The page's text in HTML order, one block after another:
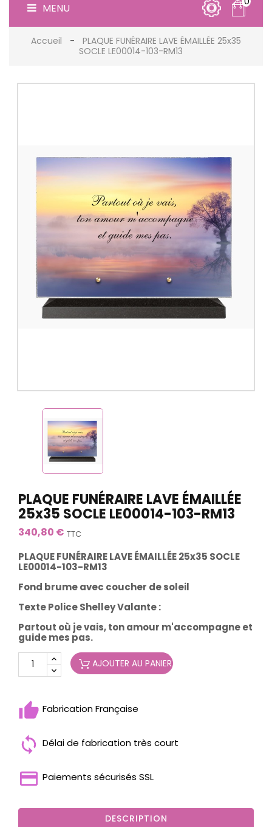
MENU
Accueil
PLAQUE FUNÉRAIRE LAVE ÉMAILLÉE 25x35
SOCLE LE00014-103-RM13
PLAQUE FUNÉRAIRE LAVE ÉMAILLÉE
25x35 SOCLE LE00014-103-RM13
340,80 € TTC
PLAQUE FUNÉRAIRE LAVE ÉMAILLÉE 25x35 SOCLE
LE00014-103-RM13
Fond brume avec coucher de soleil
TextePolice Shelley Valante:
Partout où je vais, ton amour m'accompagne et
guide mes pas.
AJOUTER AU PANIER
Fabrication Française
Délai de fabrication très court
Paiements sécurisés SSL
DESCRIPTION